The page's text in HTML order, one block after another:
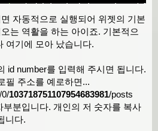
(width, height, theme){
= width;
= ( width 170)? 131:
= (width< 170)?110 :90 ;
[0].style.width = width
)[0].style
자동적으로 실행되어 위젯의 기본
는 역활을 하는 아이죠. 기본적으
여기에 모아 났습니다.
id number를 입력해 주시면 됩니다.
필 주소를 예로하면...
0/103718751107954683981/posts
분입니다. 개인의 저 숫자를 복사
니다.